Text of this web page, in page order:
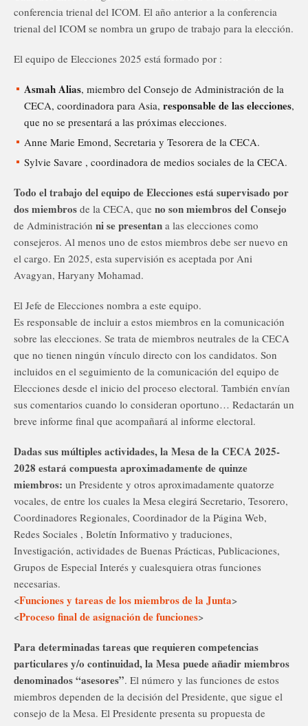
conferencia trienal del ICOM. El año anterior a la conferencia
trienal del ICOM se nombra un grupo de trabajo para la elección.
El equipo de Elecciones 2025 está formado por :
Asmah Alias, miembro del Consejo de Administración de la
CECA, coordinadora para Asia, responsable de las elecciones,
que no se presentará a las próximas elecciones.
Anne Marie Emond, Secretaria y Tesorera de la CECA.
Sylvie Savare , coordinadora de medios sociales de la CECA.
Todo el trabajo del equipo de Elecciones está supervisado por
dos miembros de la CECA, que no son miembros del Consejo
de Administración ni se presentan a las elecciones como
consejeros. Al menos uno de estos miembros debe ser nuevo en
el cargo. En 2025, esta supervisión es aceptada por Ani
Avagyan, Haryany Mohamad.
El Jefe de Elecciones nombra a este equipo.
Es responsable de incluir a estos miembros en la comunicación
sobre las elecciones. Se trata de miembros neutrales de la CECA
que no tienen ningún vínculo directo con los candidatos. Son
incluidos en el seguimiento de la comunicación del equipo de
Elecciones desde el inicio del proceso electoral. También envían
sus comentarios cuando lo consideran oportuno… Redactarán un
breve informe final que acompañará al informe electoral.
Dadas sus múltiples actividades, la Mesa de la CECA 2025-
2028 estará compuesta aproximadamente de quinze
miembros: un Presidente y otros aproximadamente quatorze
vocales, de entre los cuales la Mesa elegirá Secretario, Tesorero,
Coordinadores Regionales, Coordinador de la Página Web,
Redes Sociales , Boletín Informativo y traduciones,
Investigación, actividades de Buenas Prácticas, Publicaciones,
Grupos de Especial Interés y cualesquiera otras funciones
necesarias.
<Funciones y tareas de los miembros de la Junta>
<Proceso final de asignación de funciones>
Para determinadas tareas que requieren competencias
particulares y/o continuidad, la Mesa puede añadir miembros
denominados “asesores”. El número y las funciones de estos
miembros dependen de la decisión del Presidente, que sigue el
consejo de la Mesa. El Presidente presenta su propuesta de